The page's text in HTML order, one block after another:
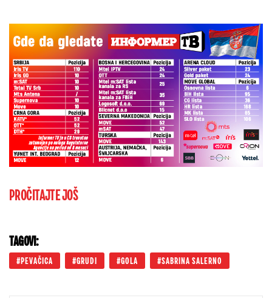
PROČITAJTE JOŠ
TAGOVI:
PEVAČICA GRUDI GOLA SABRINA SALERNO